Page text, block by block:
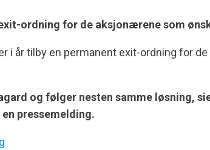
ordning for de aksjonærene som
i år tilby en permanent exit-ordning for
og følger nesten samme løsning,
pressemelding.